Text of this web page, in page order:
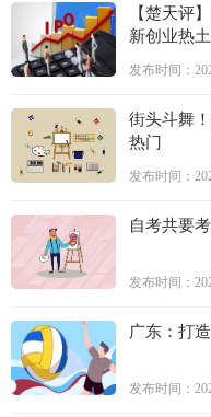
【楚天评
新创业热
发布时间：
街头斗舞
热门
发布时间：
自考共要
发布时间：
广东：打
发布时间：